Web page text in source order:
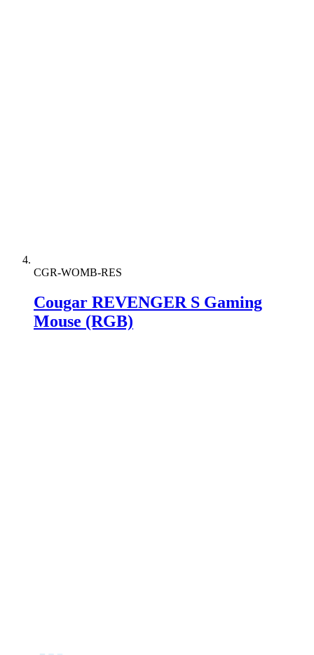
CGR-WOMB-RES
Cougar REVENGER S Gaming
Mouse (RGB)